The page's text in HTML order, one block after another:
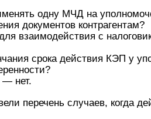
одну МЧД на
документов контрагентам?
взаимодействия с
срока действия КЭП у
— нет.
перечень случаев, когда